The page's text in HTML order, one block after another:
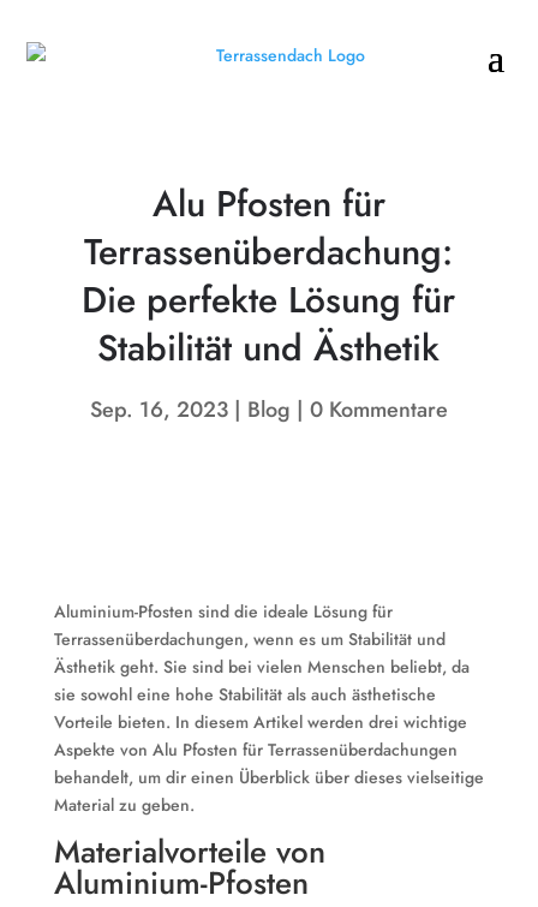
Alu Pfosten für
Terrassenüberdachung:
Die perfekte Lösung für
Stabilität und Ästhetik
Sep. 16, 2023 Blog 0 Kommentare
Aluminium-Pfosten sind die ideale Lösung für
Terrassenüberdachungen, wenn es um Stabilität und
Ästhetik geht. Sie sind bei vielen Menschen beliebt, da
sie sowohl eine hohe Stabilität als auch ästhetische
Vorteile bieten. In diesem Artikel werden drei wichtige
Aspekte von Alu Pfosten für Terrassenüberdachungen
behandelt, um dir einen Überblick über dieses vielseitige
Material zu geben.
Materialvorteile von
Aluminium-Pfosten